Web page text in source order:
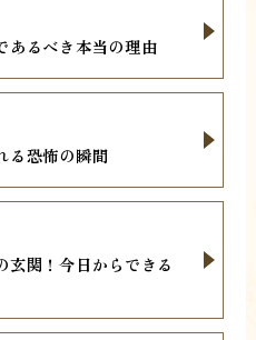
あるべき本当の理由
る恐怖の瞬間
玄関！今日からできる